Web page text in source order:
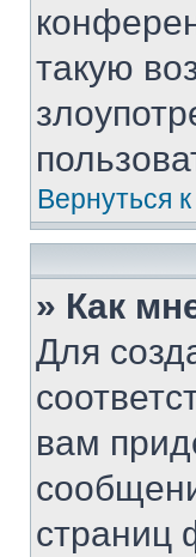
такую
Вернуться
» Как
Для
вам
страниц